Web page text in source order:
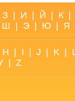
З И Й К
Ш Э Ю Я
H I J K
Z